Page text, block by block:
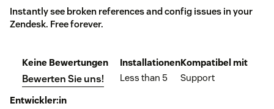
Instantly see broken references and config issues in your
Zendesk. Free forever.
Keine Bewertungen
Bewerten Sie uns!
Installationen
Less than 5
Kompatibel mit
Support
Entwickler:in